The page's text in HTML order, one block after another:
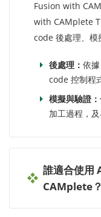
Fusion with
with CAMplete
code 後處理、模
後處理： 依
code 控制程
模擬與驗證：
加工過程，及
誰適合使
CAMplete？